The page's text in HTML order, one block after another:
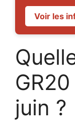
Voir les
juin ?